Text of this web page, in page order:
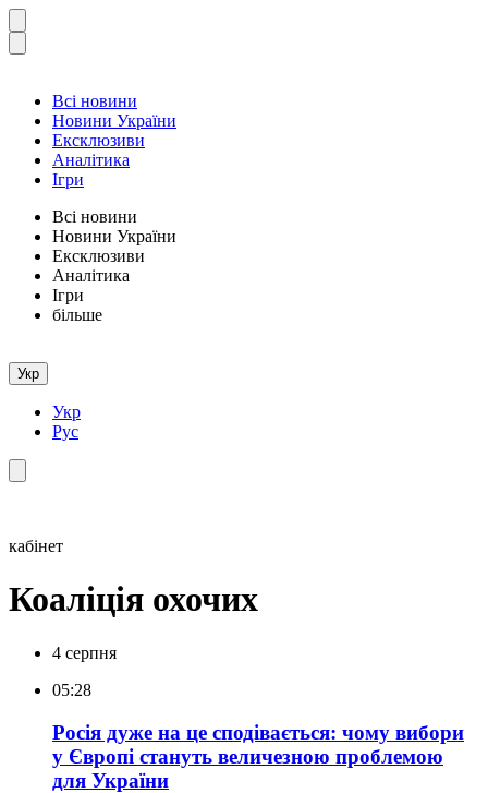
Всі новини
Новини України
Ексклюзиви
Аналітика
Ігри
Всі новини
Новини України
Ексклюзиви
Аналітика
Ігри
більше
Укр
Укр
Рус
кабінет
Коаліція охочих
4 серпня
05:28
Росія дуже на це сподівається: чому вибори
у Європі стануть величезною проблемою
для України